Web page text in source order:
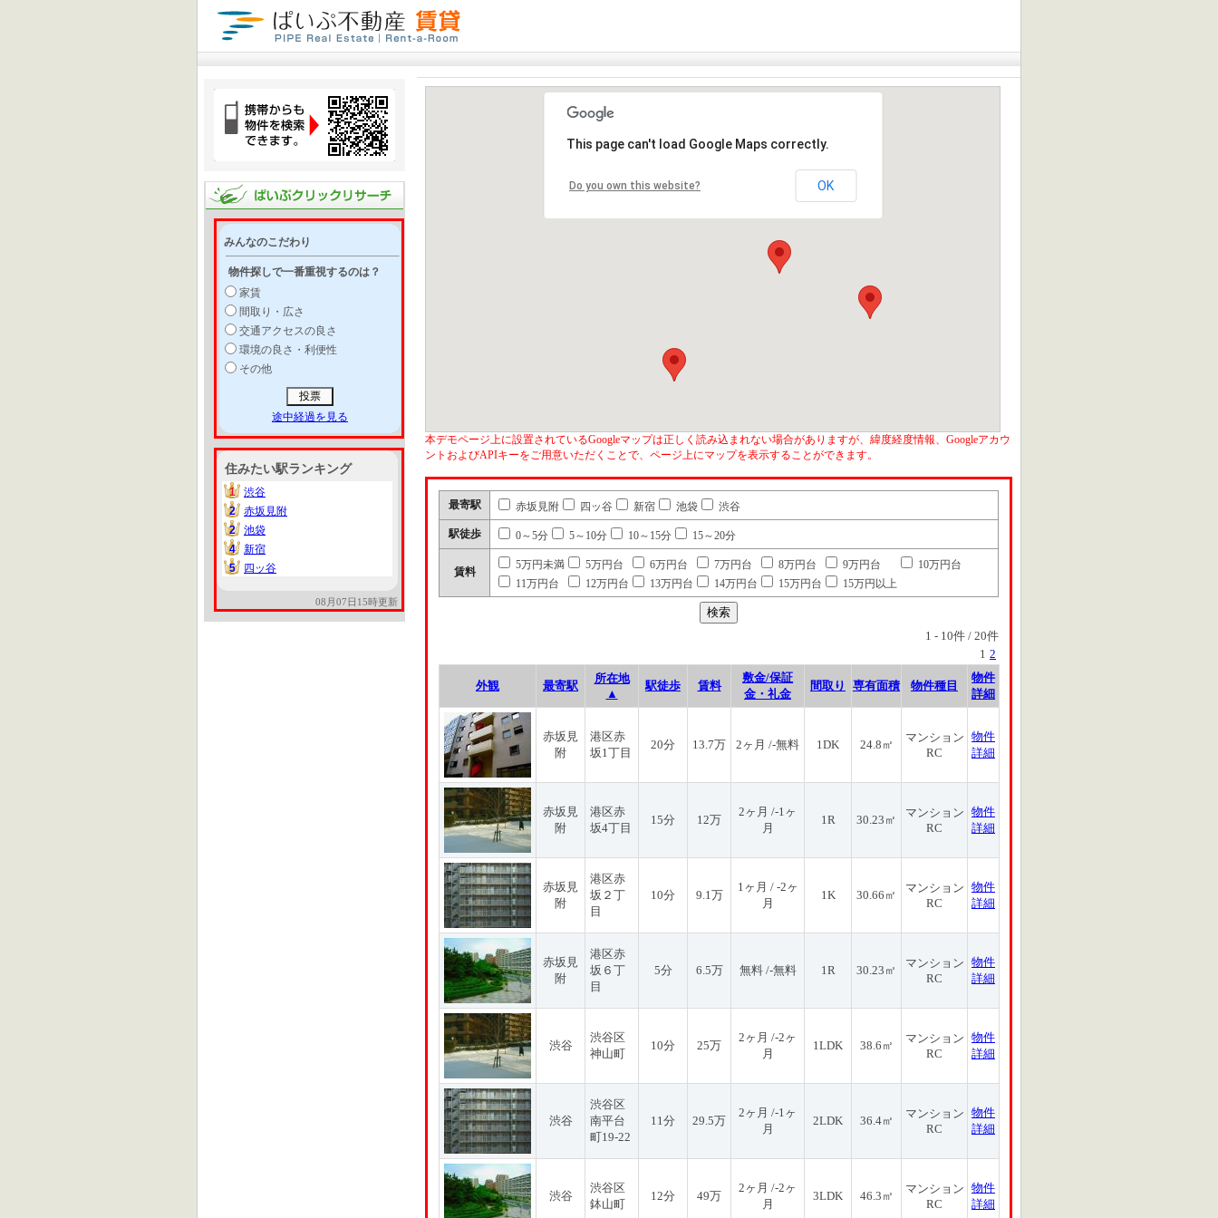
みんなのこだわり
物件探しで一番重視するのは？
家賃
間取り・広さ
交通アクセスの良さ
環境の良さ・利便性
その他
途中経過を見る
住みたい駅ランキング
1
1
渋谷
2
2
赤坂見附
2
2
池袋
4
4
新宿
5
5 四ッ谷
08月07日15時更新
This page can't load Google Maps correctly.
Do you own this website? OK
本デモページ上に設置されているGoogleマップは正しく読み込まれない場合がありますが、緯度経度情報、Googleアカウ
ントおよびAPIキーをご用意いただくことで、ページ上にマップを表示することができます。
最寄駅 赤坂見附 四ッ谷 新宿 池袋 渋谷
駅徒歩 0～5分 5～10分 10～15分 15～20分
賃料
5万円未満 5万円台 6万円台 7万円台 8万円台 9万円台
10万円台
11万円台
12万円台 13万円台 14万円台 15万円台 15万円以上
1 - 10件 / 20件
1 2
外観 最寄駅
所在地
▲
駅徒歩 賃料
敷金/保証
金・礼金
間取り 専有面積 物件種目
物件
詳細
赤坂見
附
港区赤
坂1丁目
20分 13.7万 2ヶ月 /-無料 1DK 24.8㎡
マンション
RC
物件
詳細
赤坂見
附
港区赤
坂4丁目
15分 12万
2ヶ月 /-1ヶ
月
1R 30.23㎡
マンション
RC
物件
詳細
赤坂見
附
港区赤
坂２丁
目
10分 9.1万
1ヶ月 / -2ヶ
月
1K 30.66㎡
マンション
RC
物件
詳細
赤坂見
附
港区赤
坂６丁
目
5分 6.5万 無料 /-無料 1R 30.23㎡
マンション
RC
物件
詳細
渋谷
渋谷区
神山町
10分 25万
2ヶ月 /-2ヶ
月
1LDK 38.6㎡
マンション
RC
物件
詳細
渋谷
渋谷区
南平台
町19-22
11分 29.5万
2ヶ月 /-1ヶ
月
2LDK 36.4㎡
マンション
RC
物件
詳細
渋谷
渋谷区
鉢山町
12分 49万
2ヶ月 /-2ヶ
月
3LDK 46.3㎡
マンション
RC
物件
詳細